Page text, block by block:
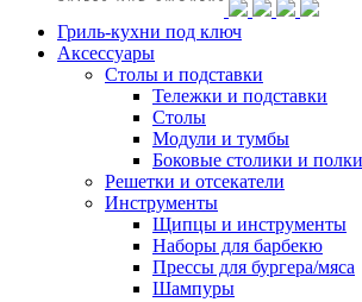
Гриль-кухни под ключ
Аксессуары
Столы и подставки
Тележки и подставки
Столы
Модули и тумбы
Боковые столики и полки
Решетки и отсекатели
Инструменты
Щипцы и инструменты
Наборы для барбекю
Прессы для бургера/мяса
Шампуры